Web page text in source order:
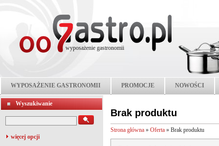
wyposażenie gastronomii
WYPOSAŻENIE GASTRONOMII PROMOCJE NOWOŚCI
Wyszukiwanie
więcej opcji
Brak produktu
Strona główna » Oferta » Brak produktu